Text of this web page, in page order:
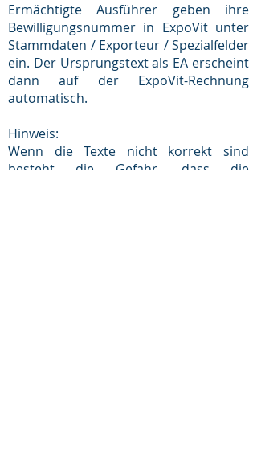
Ermächtigte Ausführer geben ihre
Bewilligungsnummer in ExpoVit unter
Stammdaten / Exporteur / Spezialfelder
ein. Der Ursprungstext als EA erscheint
dann auf der ExpoVit-Rechnung
automatisch.
Hinweis:
Wenn die Texte nicht korrekt sind
besteht die Gefahr, dass die